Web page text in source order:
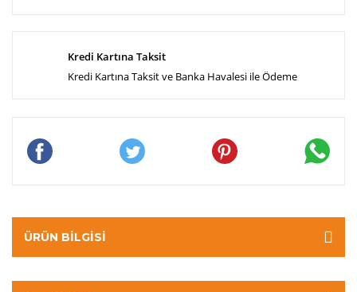
Kredi Kartına Taksit
Kredi Kartına Taksit ve Banka Havalesi ile Ödeme
ÜRÜN BILGISI